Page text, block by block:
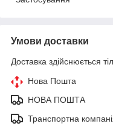
Умови доставки
Доставка здійснюється
Нова Пошта
НОВА ПОШТА
Транспортна